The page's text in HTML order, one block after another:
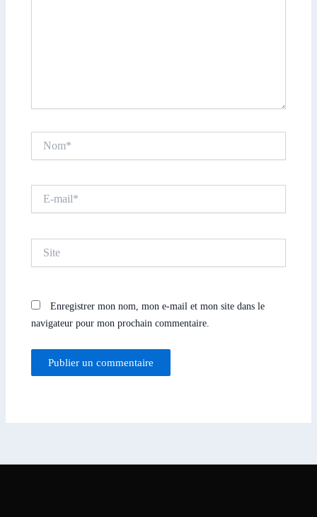
mail*
Enregistrer mon nom, mon e-mail et mon site dans le
navigateur pour mon prochain commentaire.